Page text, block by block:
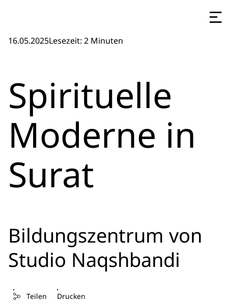
16.05.2025Lesezeit: 2 Minuten
Spirituelle
Moderne in
Surat
Bildungszentrum von
Studio Naqshbandi
Teilen Drucken